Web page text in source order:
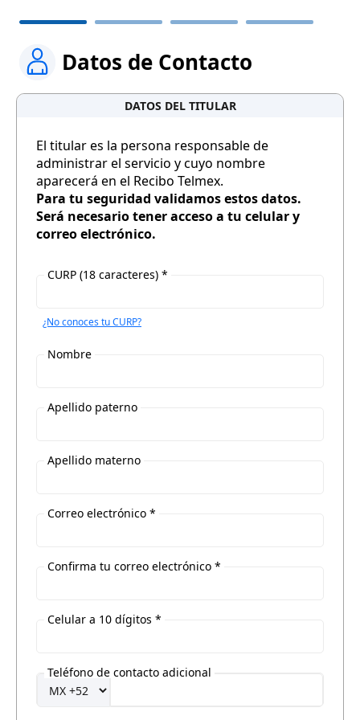
Datos de Contacto
DATOS DEL TITULAR
El titular es la persona responsable de
administrar el servicio y cuyo nombre
aparecerá en el Recibo Telmex.
Para tu seguridad validamos estos datos.
Será necesario tener acceso a tu celular y
correo electrónico.
CURP (18 caracteres) *
¿No conoces tu CURP?
Nombre
Apellido paterno
Apellido materno
Correo electrónico *
Confirma tu correo electrónico *
Celular a 10 dígitos *
Teléfono de contacto adicional